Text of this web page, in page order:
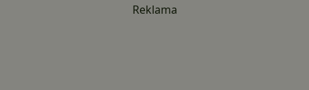
Reklama